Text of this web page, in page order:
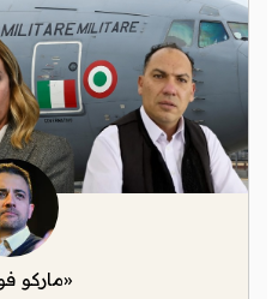
«ماركو